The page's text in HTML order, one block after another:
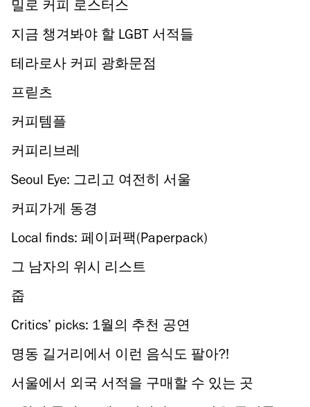
밀로 커피 로스터스
지금 챙겨봐야 할 LGBT 서적들
테라로사 커피 광화문점
프릳츠
커피템플
커피리브레
Seoul Eye: 그리고 여전히 서울
커피가게 동경
Local finds: 페이퍼팩(Paperpack)
그 남자의 위시 리스트
줍
Critics’ picks: 1월의 추천 공연
명동 길거리에서 이런 음식도 팔아?!
서울에서 외국 서적을 구매할 수 있는 곳